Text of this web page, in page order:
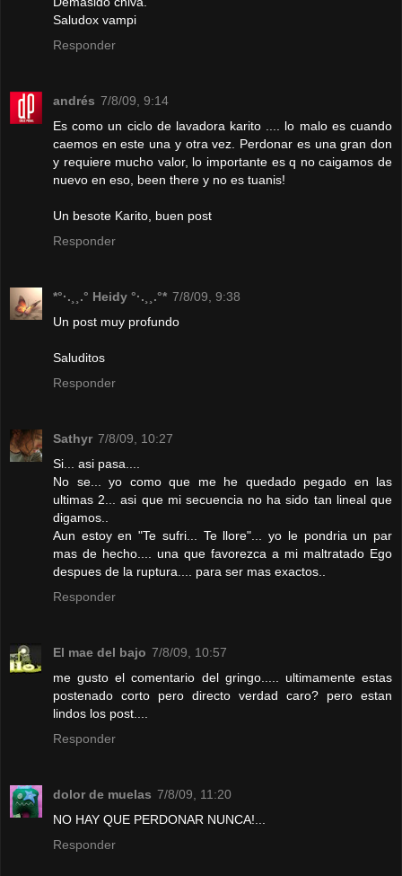
Saludox vampi
Responder
andrés 7/8/09, 9:14
Es como un ciclo de lavadora karito .... lo malo es cuando
caemos en este una y otra vez. Perdonar es una gran don
y requiere mucho valor, lo importante es q no caigamos de
nuevo en eso, been there y no es tuanis!
Un besote Karito, buen post
Responder
*°·.¸¸.° Heidy °·.¸¸.°* 7/8/09, 9:38
Un post muy profundo
Saluditos
Responder
Sathyr 7/8/09, 10:27
Si... asi pasa....
No se... yo como que me he quedado pegado en las
ultimas 2... asi que mi secuencia no ha sido tan lineal que
digamos..
Aun estoy en "Te sufri... Te llore"... yo le pondria un par
mas de hecho.... una que favorezca a mi maltratado Ego
despues de la ruptura.... para ser mas exactos..
Responder
El mae del bajo 7/8/09, 10:57
me gusto el comentario del gringo..... ultimamente estas
postenado corto pero directo verdad caro? pero estan
lindos los post....
Responder
dolor de muelas 7/8/09, 11:20
NO HAY QUE PERDONAR NUNCA!...
Responder